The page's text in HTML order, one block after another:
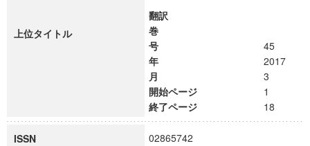
上位タイトル
翻訳
巻
号
45
年
2017
月
3
開始ページ
1
終了ページ
18
ISSN 02865742